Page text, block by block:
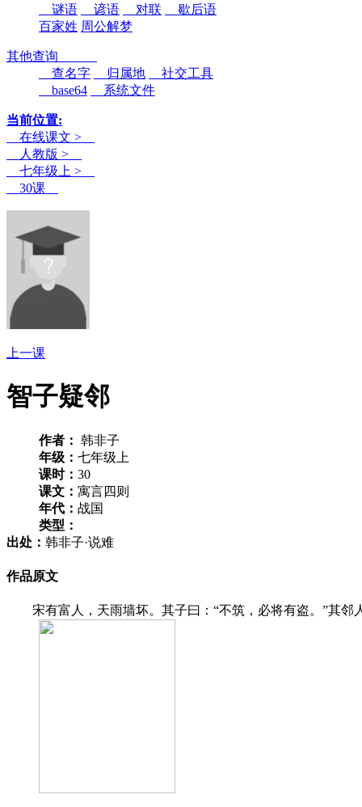
谜语
谚语 对联
歇后语
百家姓 周公解梦
其他查询
查名字
归属地
社交工具
base64
系统文件
当前位置:
在线课文 >
人教版 >
七年级上 >
30课
上一课
智子疑邻
作者： 韩非子
年级： 七年级上
课时： 30
课文： 寓言四则
年代： 战国
类型：
出处： 韩非子·说难
作品原文
宋有富人，天雨墙坏。其子曰：“不筑，必将有盗。”其邻